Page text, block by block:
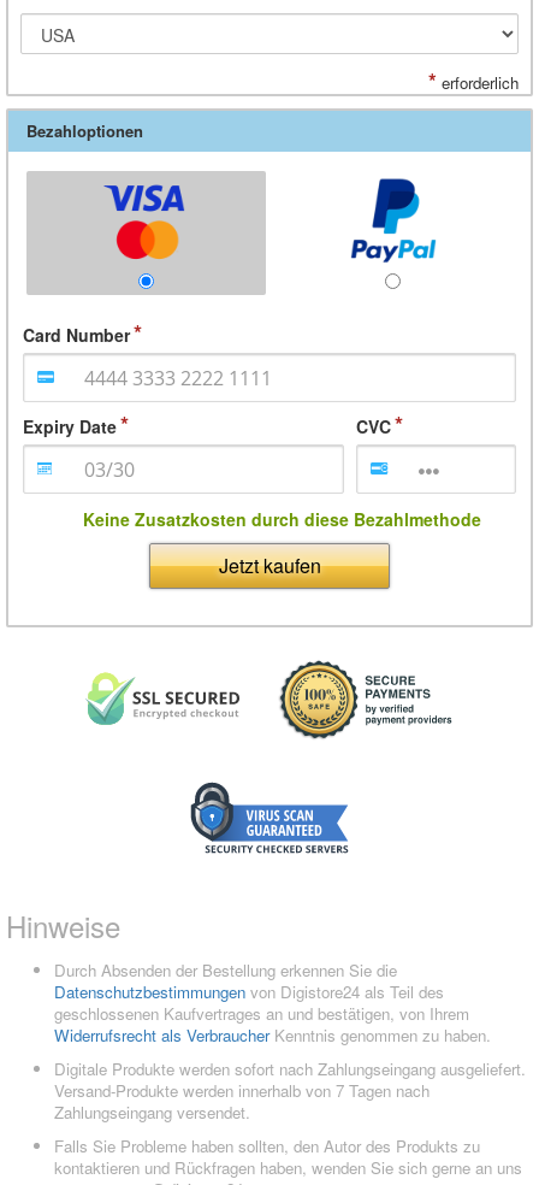
* erforderlich
Bezahloptionen
Card Number
Expiry Date CVC
Keine Zusatzkosten durch diese Bezahlmethode
Jetzt kaufen
Hinweise
Durch Absenden der Bestellung erkennen Sie die
Datenschutzbestimmungen von Digistore24 als Teil des
geschlossenen Kaufvertrages an und bestätigen, von Ihrem
Widerrufsrecht als VerbraucherKenntnis genommen zu haben.
Digitale Produkte werden sofort nach Zahlungseingang ausgeliefert.
Versand-Produkte werden innerhalb von 7 Tagen nach
Zahlungseingang versendet.
Falls Sie Probleme haben sollten, den Autor des Produkts zu
kontaktieren und Rückfragen haben, wenden Sie sich gerne an uns